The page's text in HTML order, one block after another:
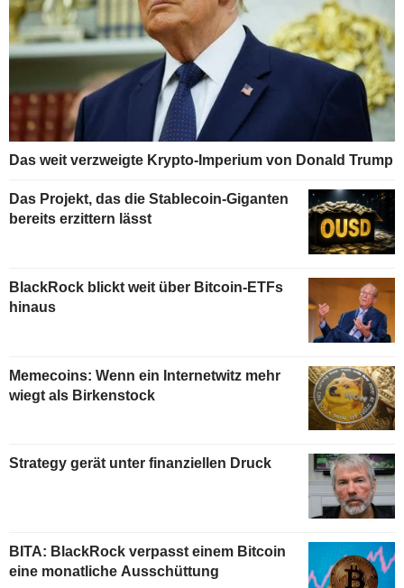
Das weit verzweigte Krypto-Imperium von Donald Trump
Das Projekt, das die Stablecoin-Giganten
bereits erzittern lässt
BlackRock blickt weit über Bitcoin-ETFs
hinaus
Memecoins: Wenn ein Internetwitz mehr
wiegt als Birkenstock
Strategy gerät unter finanziellen Druck
BITA: BlackRock verpasst einem Bitcoin
eine monatliche Ausschüttung